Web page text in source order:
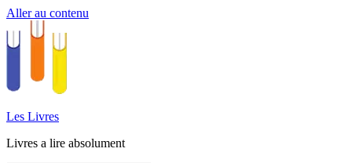
Aller au contenu
Les Livres
Livres a lire absolument